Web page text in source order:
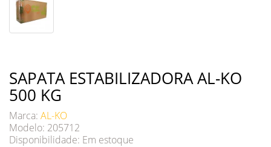
SAPATA ESTABILIZADORA AL-KO
500 KG
Marca: AL-KO
Modelo: 205712
Disponibilidade: Em estoque